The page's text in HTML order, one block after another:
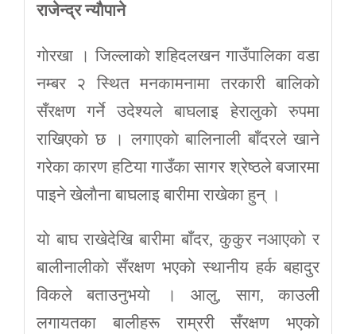
राजेन्द्र न्याैपाने
गाेरखा । जिल्लाकाे शहिदलखन गाउँपालिका वडा
नम्बर २ स्थित मनकामनामा तरकारी बालिकाे
सँरक्षण गर्ने उदेश्यले बाघलाइ हेरालुकाे रुपमा
राखिएकाे छ । लगाएकाे बालिनाली बाँदरले खाने
गरेका कारण हटिया गाउँका सागर श्रेष्ठले बजारमा
पाइने खेलाैना बाघलाइ बारीमा राखेका हुन् ।
याे बाघ राखेदेखि बारीमा बाँदर, कुकुर नआएकाे र
बालीनालीकाे सँरक्षण भएकाे स्थानीय हर्क बहादुर
विकले बताउनुभयाे । आलु, साग, काउली
लगायतका बालीहरू राम्ररी सँरक्षण भएकाे